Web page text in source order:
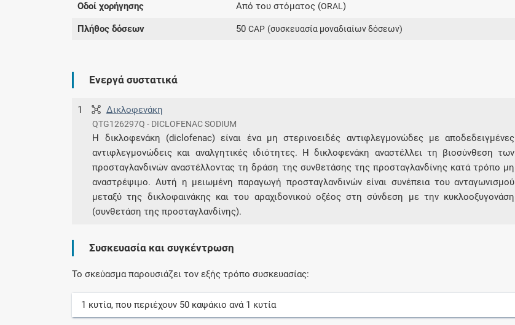
Οδοί χορήγησης Από του στόματος (ORAL)
Πλήθος δόσεων 50CAP (συσκευασία μοναδιαίων δόσεων)
Ενεργά συστατικά
1 Δικλοφενάκη
QTG126297Q - DICLOFENAC SODIUM
Η δικλοφενάκη (diclofenac) είναι ένα μη στερινοειδές αντιφλεγμονώδες με αποδεδειγμένες
αντιφλεγμονώδεις και αναλγητικές ιδιότητες. Η δικλοφενάκη αναστέλλει τη βιοσύνθεση των
προσταγλανδινών αναστέλλοντας τη δράση της συνθετάσης της προσταγλανδίνης κατά τρόπο μη
αναστρέψιμο. Αυτή η μειωμένη παραγωγή προσταγλανδινών είναι συνέπεια του ανταγωνισμού
μεταξύ της δικλοφαινάκης και του αραχιδονικού οξέος στη σύνδεση με την κυκλοοξυγονάση
(συνθετάση της προσταγλανδίνης).
Συσκευασία και συγκέντρωση
Το σκεύασμα παρουσιάζει τον εξής τρόπο συσκευασίας:
1 κυτία, που περιέχουν 50 καψάκιο ανά 1 κυτία